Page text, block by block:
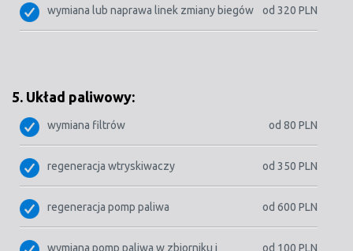
od 320 PLN
wymiana lub naprawa linek zmiany biegów
5. Układ paliwowy:
od 80 PLN
wymiana filtrów
od 350 PLN
regeneracja wtryskiwaczy
od 600 PLN
regeneracja pomp paliwa
od 100 PLN
wymiana pomp paliwa w zbiorniku i